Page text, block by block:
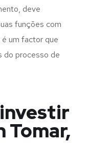
deve
funções com
um factor que
do processo de
Tomar,